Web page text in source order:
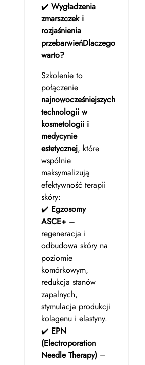
✔️ Wygładzenia
zmarszczek i
rozjaśnienia
przebarwieńDlaczego
warto?
Szkolenie to
połączenie
najnowocześniejszych
technologii w
kosmetologii i
medycynie
estetycznej, które
wspólnie
maksymalizują
efektywność terapii
skóry:
✔️ Egzosomy
ASCE+–
regeneracja i
odbudowa skóry na
poziomie
komórkowym,
redukcja stanów
zapalnych,
stymulacja produkcji
kolagenu i elastyny.
✔️ EPN
(Electroporation
Needle Therapy)–